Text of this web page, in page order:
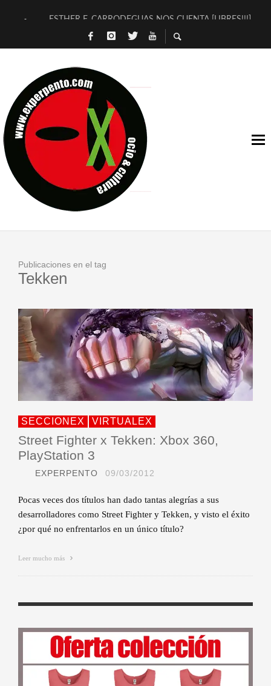
ESTHER F. CARRODEGUAS NOS CUENTA [LIBRES!!!]
[TERRA DE GUAPES] DE SANDRA MONFORT
TIMBRE 4, LA ESCUELA DEL DIRECTOR TEATRAL CLAUDIO
30 AÑOS (NO ES NADA) DE LA KATARSIS DEL TOMATAZO
MILITARES JUDÍAS EN #EXVITA
D’BALDOMEROS REINVENTAN [BITÁCORA 3.0] EN EXVITA
MARSHALL FLASH PRESENTA EN EXVITA [RELATIVA
JOFRE BARDAGÍ EN EXVITA INTERPRETANDO A SERRAT
Publicaciones en el tag
Tekken
SECCIONEX VIRTUALEX
Street Fighter x Tekken: Xbox 360,
PlayStation 3
EXPERPENTO 09/03/2012
Pocas veces dos títulos han dado tantas alegrías a sus
desarrolladores como Street Fighter y Tekken, y visto el éxito
¿por qué no enfrentarlos en un único título?
Leer mucho más